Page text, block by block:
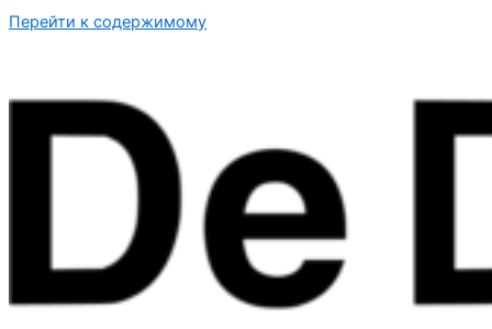
Перейти к содержимому